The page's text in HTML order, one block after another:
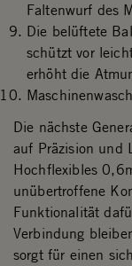
Faltenwurf des
Die belüftete
schützt vor
erhöht die
Die nächste
auf Präzision und
Hochflexibles
unübertroffene
Funktionalität
Verbindung
sorgt für einen